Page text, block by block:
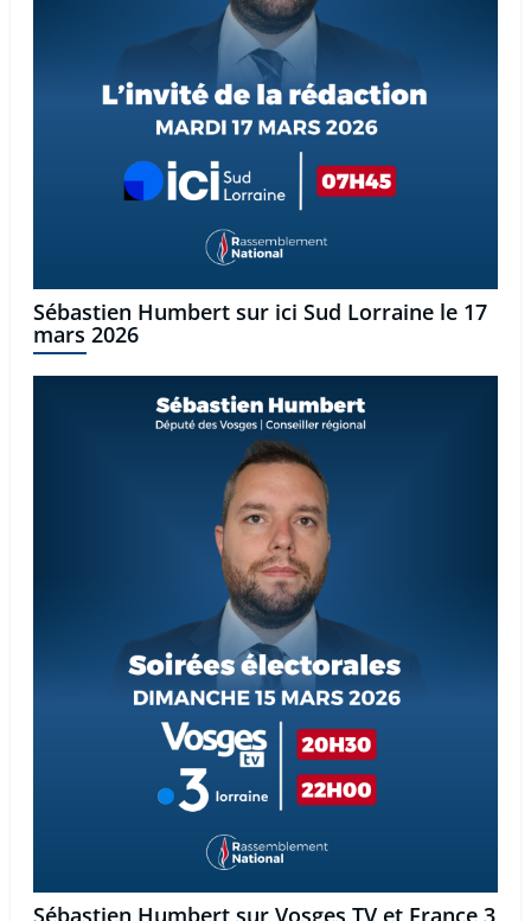
Sébastien Humbert sur ici Sud Lorraine le 17
mars 2026
Sébastien Humbert sur Vosges TV et France 3